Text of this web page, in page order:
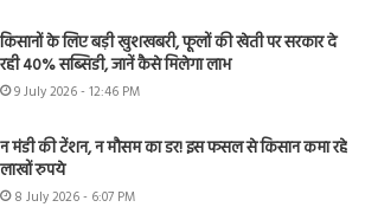
किसानों के लिए बड़ी खुशखबरी, फूलों की खेती पर सरकार दे
रही 40% सब्सिडी, जानें कैसे मिलेगा लाभ
9 July 2026 - 12:46 PM
न मंडी की टेंशन, न मौसम का डर! इस फसल से किसान कमा रहे
लाखों रुपये
8 July 2026 - 6:07 PM